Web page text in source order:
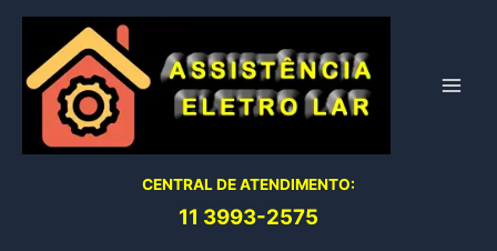
conteúdo
CENTRAL DE ATENDIMENTO:
11 3993-2575